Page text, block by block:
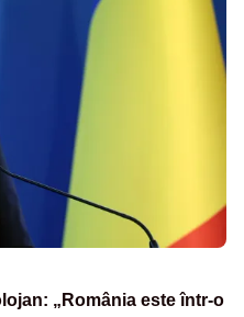
„România este într-o